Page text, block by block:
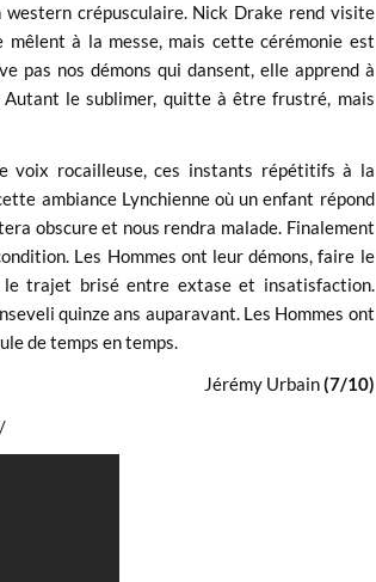
western crépusculaire. Nick Drake rend visite
mêlent à la messe, mais cette cérémonie est
pas nos démons qui dansent, elle apprend à
Autant le sublimer, quitte à être frustré, mais
voix rocailleuse, ces instants répétitifs à la
ambiance Lynchienne où un enfant répond
obscure et nous rendra malade. Finalement
Les Hommes ont leur démons, faire le
le trajet brisé entre extase et insatisfaction.
quinze ans auparavant. Les Hommes ont
de temps en temps.
Jérémy Urbain(7/10)